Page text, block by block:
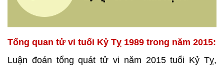
Tổng quan tử vi tuổi Kỷ Tỵ 1989 trong năm 2015:
Luận đoán tổng quát tử vi năm 2015 tuổi Kỷ Tỵ,